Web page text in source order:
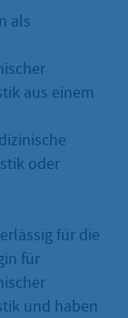
als
aus einem
oder
für die
für
und haben